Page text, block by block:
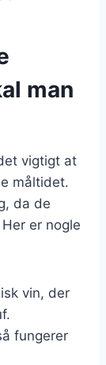
man
vigtigt at
måltidet.
da de
er nogle
vin, der
fungerer